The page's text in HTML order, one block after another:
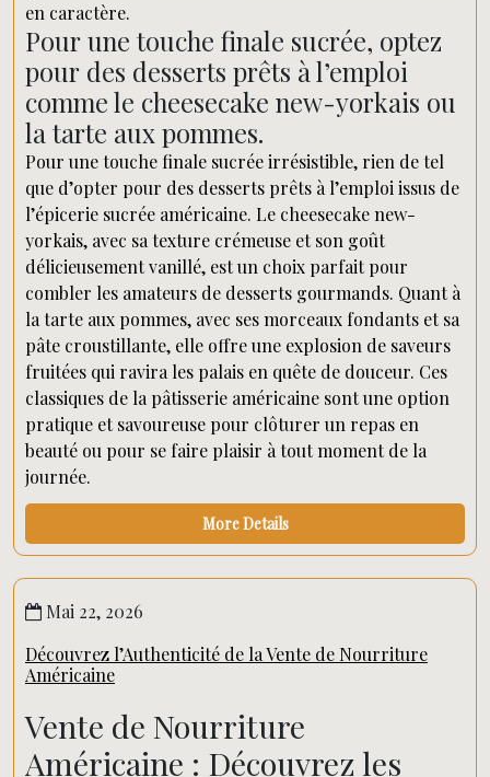
en caractère.
Pour une touche finale sucrée, optez
pour des desserts prêts à l’emploi
comme le cheesecake new-yorkais ou
la tarte aux pommes.
Pour une touche finale sucrée irrésistible, rien de tel
que d’opter pour des desserts prêts à l’emploi issus de
l’épicerie sucrée américaine. Le cheesecake new-
yorkais, avec sa texture crémeuse et son goût
délicieusement vanillé, est un choix parfait pour
combler les amateurs de desserts gourmands. Quant à
la tarte aux pommes, avec ses morceaux fondants et sa
pâte croustillante, elle offre une explosion de saveurs
fruitées qui ravira les palais en quête de douceur. Ces
classiques de la pâtisserie américaine sont une option
pratique et savoureuse pour clôturer un repas en
beauté ou pour se faire plaisir à tout moment de la
journée.
More Details
Mai 22, 2026
Découvrez l’Authenticité de la Vente de Nourriture
Américaine
Vente de Nourriture
Américaine : Découvrez les